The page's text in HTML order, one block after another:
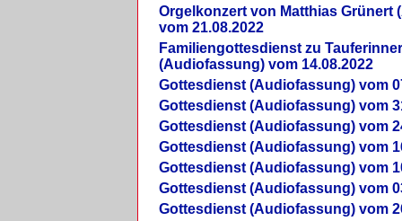
Orgelkonzert von Matthias Grünert
vom 21.08.2022
Familiengottesdienst zu
(Audiofassung) vom 14.08.2022
Gottesdienst (Audiofassung) vom
Gottesdienst (Audiofassung) vom
Gottesdienst (Audiofassung) vom
Gottesdienst (Audiofassung) vom
Gottesdienst (Audiofassung) vom
Gottesdienst (Audiofassung) vom
Gottesdienst (Audiofassung) vom